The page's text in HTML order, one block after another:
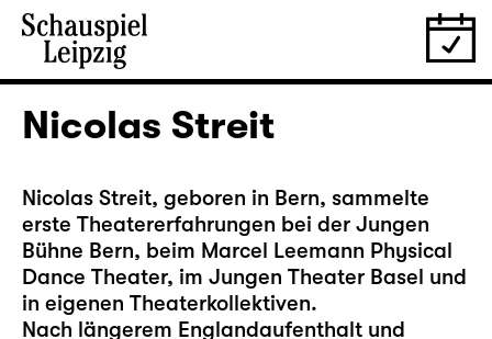
Nicolas Streit
Nicolas Streit, geboren in Bern, sammelte
erste Theatererfahrungen bei der Jungen
Bühne Bern, beim Marcel Leemann Physical
Dance Theater, im Jungen Theater Basel und
in eigenen Theaterkollektiven.
Nach längerem Englandaufenthalt und